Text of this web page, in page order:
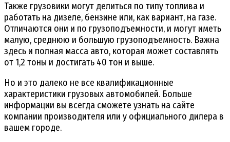
Также грузовики могут делиться по типу топлива и
работать на дизеле, бензине или, как вариант, на газе.
Отличаются они и по грузоподъемности, и могут иметь
малую, среднюю и большую грузоподъемность. Важна
здесь и полная масса авто, которая может составлять
от 1,2 тоны и достигать 40 тон и выше.
Но и это далеко не все квалификационные
характеристики грузовых автомобилей. Больше
информации вы всегда сможете узнать на сайте
компании производителя или у официального дилера в
вашем городе.